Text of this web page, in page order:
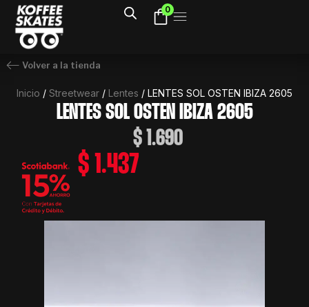
contenido
0
Volver a la tienda
Inicio / Streetwear / Lentes / LENTES SOL OSTEN IBIZA 2605
LENTES SOL OSTEN IBIZA 2605
$ 1.690
$ 1.437